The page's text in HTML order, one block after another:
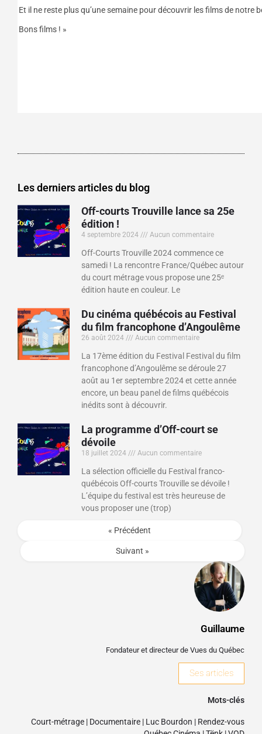
Guillaume
Fondateur et directeur de Vues du Québec
Ses articles
Mots-clés
Court-métrage | Documentaire | Luc Bourdon | Rendez-vous
Et il ne reste plus qu’une semaine pour découvrir les films de notre
Bons films ! »
Les derniers articles du blog
Off-courts Trouville lance sa 25e
édition !
4 septembre 2024 Aucun commentaire
Off-Courts Trouville 2024 commence ce
samedi ! La rencontre France/Québec autour
du court métrage vous propose une 25ᵉ
édition haute en couleur. Le
Du cinéma québécois au Festival
du film francophone d’Angoulême
26 août 2024 Aucun commentaire
La 17ème édition du Festival Festival du film
francophone d’Angoulême se déroule 27
août au 1er septembre 2024 et cette année
encore, un beau panel de films québécois
inédits sont à découvrir.
La programme d’Off-court se
dévoile
18 juillet 2024 Aucun commentaire
La sélection officielle du Festival franco-
québécois Off-courts Trouville se dévoile !
L’équipe du festival est très heureuse de
vous proposer une (trop)
« Précédent
Suivant »